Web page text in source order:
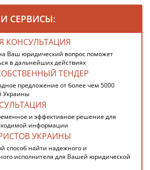
СЕРВИСЫ:
КОНСУЛЬТАЦИЯ
Ваш юридический вопрос поможет
в дальнейших действиях
ТЕНДЕР
предложение от более чем 5000
Украины
и эффективное решение для
информации
УКРАИНЫ
способ найти надежного и
исполнителя для Вашей юридической